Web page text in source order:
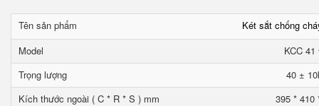
Tên sản phẩm
Két sắt chống
Model
KCC
Trọng lượng
40 ±
Kích thước ngoài ( C * R * S ) mm
395 * 410